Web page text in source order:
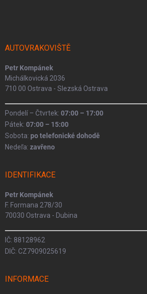
AUTOVRAKOVIŠTĚ
Petr Kompánek
Michálkovická 2036
710 00 Ostrava - Slezská Ostrava
Pondelí – Čtvrtek: 07:00 – 17:00
Pátek: 07:00 – 15:00
Sobota: po telefonické dohodě
Nedeľa: zavřeno
IDENTIFIKACE
Petr Kompánek
F. Formana 278/30
70030 Ostrava - Dubina
IČ: 88128962
DIČ: CZ7909025619
INFORMACE